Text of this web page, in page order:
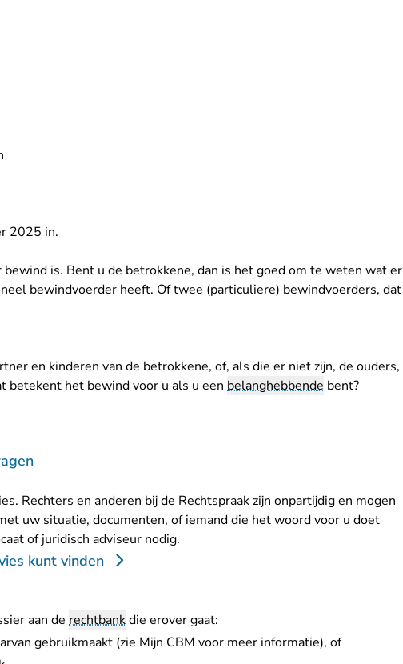
2025 in.
is. Bent u de betrokkene, dan is het goed om te weten wat er
bewindvoerder heeft. Of twee (particuliere) bewindvoerders, dat
en kinderen van de betrokkene, of, als die er niet zijn, de ouders,
betekent het bewind voor u als u een belanghebbende bent?
Rechters en anderen bij de Rechtspraak zijn onpartijdig en mogen
uw situatie, documenten, of iemand die het woord voor u doet
of juridisch adviseur nodig.
kunt vinden
aan de rechtbankdie erover gaat:
gebruikmaakt (zie Mijn CBM voor meer informatie), of